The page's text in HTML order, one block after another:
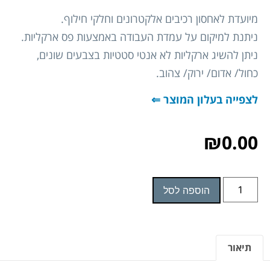
מיועדת לאחסון רכיבים אלקטרונים וחלקי חילוף.
ניתנת למיקום על עמדת העבודה באמצעות פס ארקליות.
ניתן להשיג ארקליות לא אנטי סטטיות בצבעים שונים,
כחול/ אדום/ ירוק/ צהוב.
לצפייה בעלון המוצר ⇐
₪0.00
הוספה לסל
תיאור